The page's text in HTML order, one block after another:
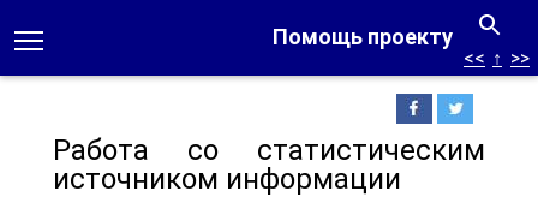
Помощь проекту
<< ↑ >>
Работа со статистическим
источником информации